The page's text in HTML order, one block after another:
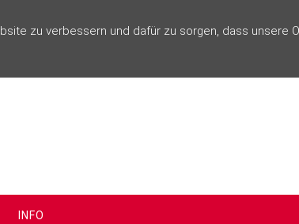
zu verbessern und dafür zu sorgen, dass unsere
INFO